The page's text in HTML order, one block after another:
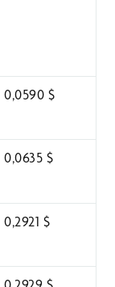
0,0590 $
0,0635 $
0,2921 $